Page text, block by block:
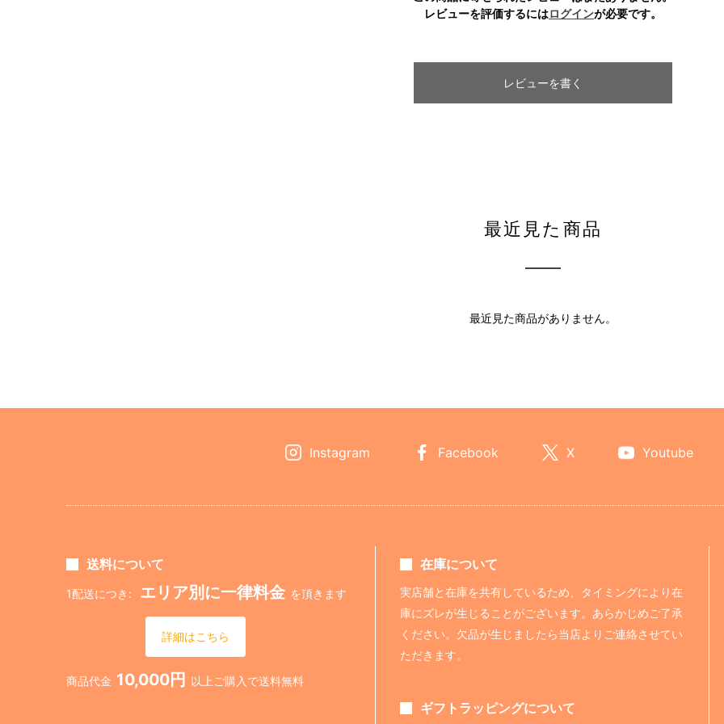
レビューを評価するにはログインが必要です。
レビューを書く
最近見た商品
最近見た商品がありません。
Instagram Facebook X Youtube
送料について
1配送につき: エリア別に一律料金 を頂きます
詳細はこちら
商品代金 10,000円 以上ご購入で送料無料
在庫について
実店舗と在庫を共有しているため、タイミングにより在
庫にズレが生じることがございます。あらかじめご了承
ください。欠品が生じましたら当店よりご連絡させてい
ただきます。
ギフトラッピングについて